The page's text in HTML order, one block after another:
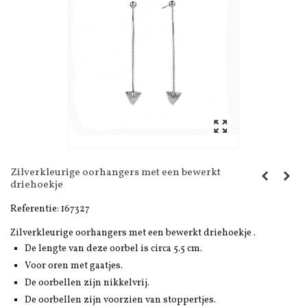
Zilverkleurige oorhangers met een bewerkt
driehoekje
Referentie: 167327
Zilverkleurige oorhangers met een bewerkt driehoekje .
De lengte van deze oorbel is circa 5.5 cm.
Voor oren met gaatjes.
De oorbellen zijn nikkelvrij.
De oorbellen zijn voorzien van stoppertjes.